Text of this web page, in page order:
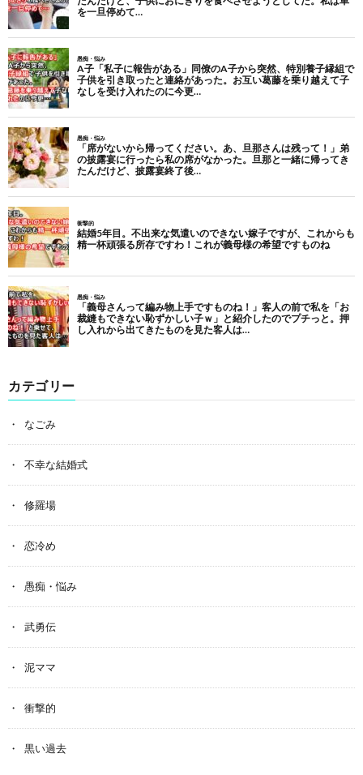
カテゴリー
なごみ
不幸な結婚式
修羅場
恋冷め
愚痴・悩み
武勇伝
泥ママ
衝撃的
黒い過去